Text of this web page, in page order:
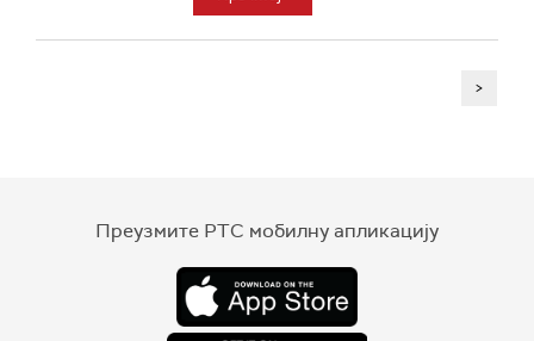
>
Преузмите РТС мобилну апликацију